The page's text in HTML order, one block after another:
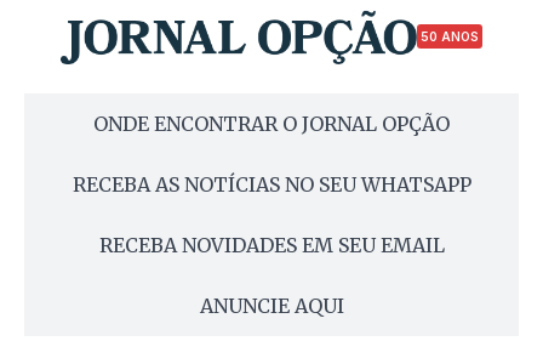
50 ANOS
ONDE ENCONTRAR O JORNAL OPÇÃO
RECEBA AS NOTÍCIAS NO SEU WHATSAPP
RECEBA NOVIDADES EM SEU EMAIL
ANUNCIE AQUI